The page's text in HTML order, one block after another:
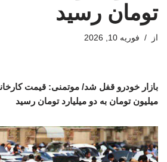
تومان رسید
از فوریه 10, 2026
میلیون تومان به دو میلیارد تومان رسید